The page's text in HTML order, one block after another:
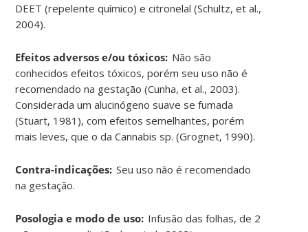
DEET (repelente químico) e citronelal (Schultz, et al.,
2004).
Efeitos adversos e/ou tóxicos: Não são
conhecidos efeitos tóxicos, porém seu uso não é
recomendado na gestação (Cunha, et al., 2003).
Considerada um alucinógeno suave se fumada
(Stuart, 1981), com efeitos semelhantes, porém
mais leves, que o da Cannabis sp. (Grognet, 1990).
Contra-indicações: Seu uso não é recomendado
na gestação.
Posologia e modo de uso: Infusão das folhas, de 2